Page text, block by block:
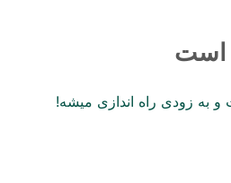
است
به زودی راه اندازی میشه!